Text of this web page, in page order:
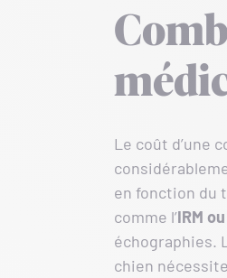
Le coût d’une
en fonction du
comme l’IRM
échographies.
chien